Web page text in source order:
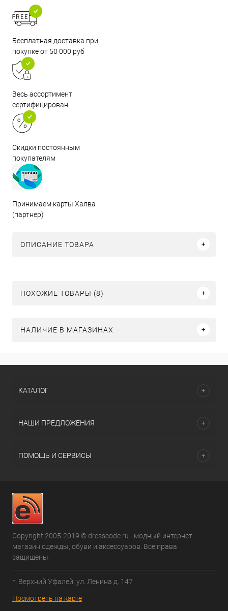
Бесплатная доставка при
покупке от 50 000 руб
Весь ассортимент
сертифицирован
Скидки постоянным
покупателям
Принимаем карты Халва
(партнер)
ОПИСАНИЕ ТОВАРА
ПОХОЖИЕ ТОВАРЫ (8)
НАЛИЧИЕ В МАГАЗИНАХ
КАТАЛОГ
НАШИ ПРЕДЛОЖЕНИЯ
ПОМОЩЬ И СЕРВИСЫ
Copyright 2005-2019 © dresscode.ru - модный интернет-
магазин одежды, обуви и аксессуаров. Все права
защищены.
г. Верхний Уфалей. ул. Ленина д. 147
Посмотреть на карте